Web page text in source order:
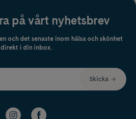
på vårt nyhetsbrev
och det senaste inom hälsa och skönhet
direkt i din inbox.
Skicka